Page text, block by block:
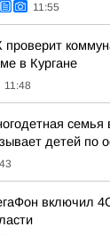
11:55
проверит
в Кургане
11:48
семья
детей по
включил